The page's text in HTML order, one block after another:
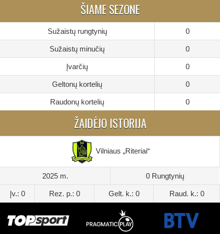
ŠIAME SEZONE
Sužaistų rungtynių 0
Sužaistų minučių 0
Įvarčių 0
Geltonų kortelių 0
Raudonų kortelių 0
ŽAIDĖJO ISTORIJA
Vilniaus „Riteriai“
2025 m. 0 Rungtynių
Įv.: 0 Rez. p.: 0 Gelt. k.: 0 Raud. k.: 0